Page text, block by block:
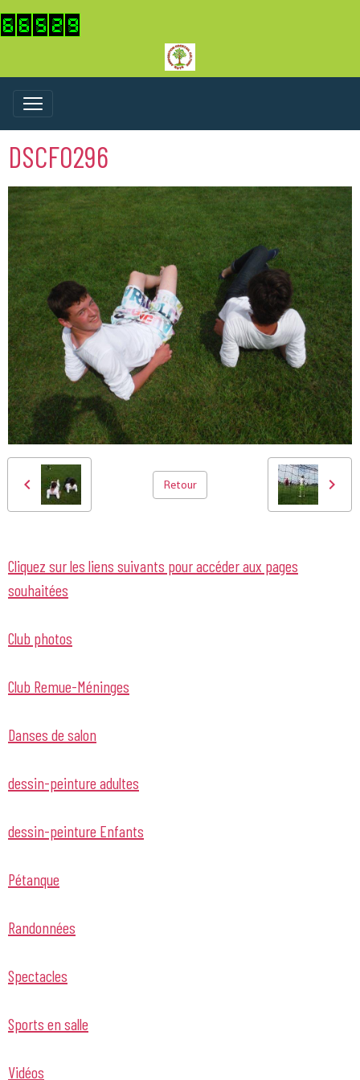
DSCF0296
Retour
Cliquez sur les liens suivants pour accéder aux pages
souhaitées
Club photos
Club Remue-Méninges
Danses de salon
dessin-peinture adultes
dessin-peinture Enfants
Pétanque
Randonnées
Spectacles
Sports en salle
Vidéos